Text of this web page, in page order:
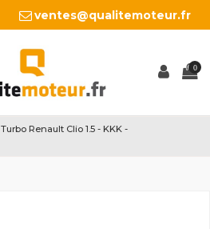
ventes@qualitemoteur.fr
0
Turbo Renault Clio 1.5 - KKK -